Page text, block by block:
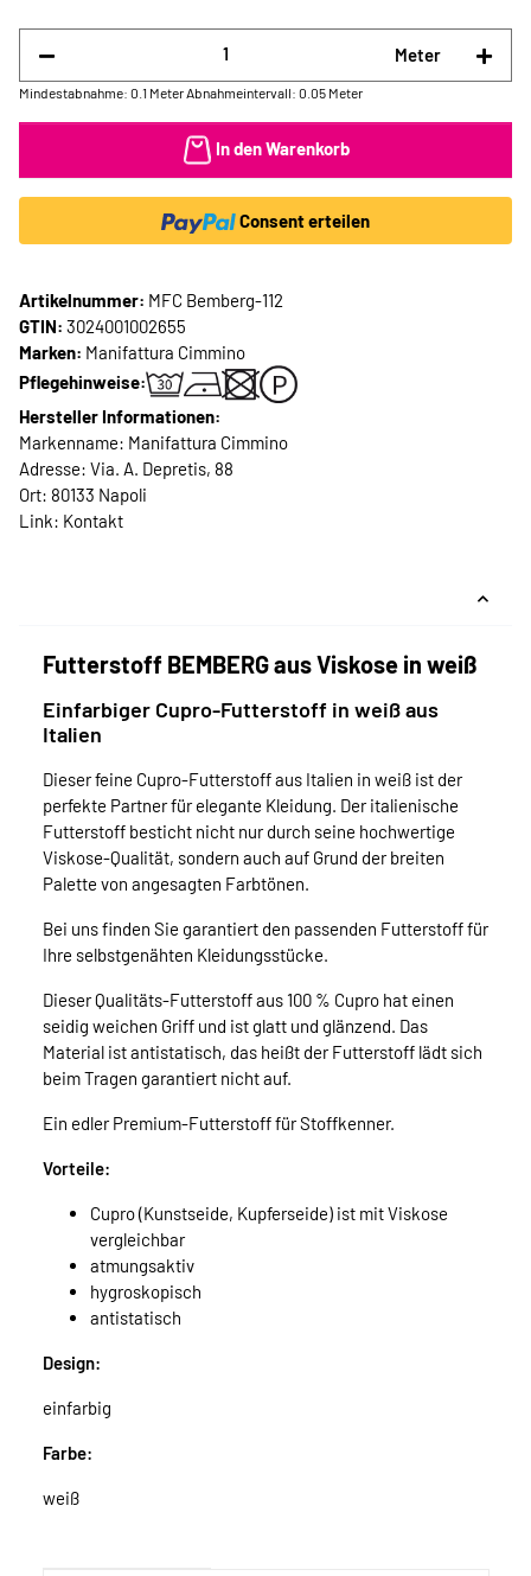
Meter
Mindestabnahme: 0.1 Meter Abnahmeintervall: 0.05 Meter
In den Warenkorb
Consent erteilen
Artikelnummer: MFC Bemberg-112
GTIN: 3024001002655
Marken: Manifattura Cimmino
Pflegehinweise:
Hersteller Informationen:
Markenname: Manifattura Cimmino
Adresse: Via. A. Depretis, 88
Ort: 80133 Napoli
Link: Kontakt
Futterstoff BEMBERG aus Viskose in weiß
Einfarbiger Cupro-Futterstoff in weiß aus
Italien
Dieser feine Cupro-Futterstoff aus Italien in weiß ist der
perfekte Partner für elegante Kleidung. Der italienische
Futterstoff besticht nicht nur durch seine hochwertige
Viskose-Qualität, sondern auch auf Grund der breiten
Palette von angesagten Farbtönen.
Bei uns finden Sie garantiert den passenden Futterstoff für
Ihre selbstgenähten Kleidungsstücke.
Dieser Qualitäts-Futterstoff aus 100 % Cupro hat einen
seidig weichen Griff und ist glatt und glänzend. Das
Material ist antistatisch, das heißt der Futterstoff lädt sich
beim Tragen garantiert nicht auf.
Ein edler Premium-Futterstoff für Stoffkenner.
Vorteile:
Cupro (Kunstseide, Kupferseide) ist mit Viskose
vergleichbar
atmungsaktiv
hygroskopisch
antistatisch
Design:
einfarbig
Farbe:
weiß